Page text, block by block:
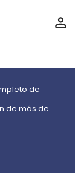
de
de más de